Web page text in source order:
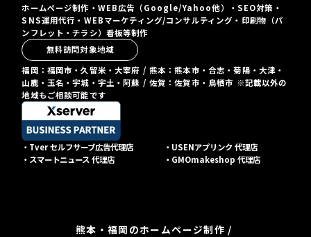
ホームページ制作・WEB広告（Google/Yahoo他）・SEO対策・
SNS運用代行・WEBマーケティング/コンサルティング・印刷物（パ
ンフレット・チラシ）看板等制作
無料訪問対象地域
福岡：福岡市・久留米・大宰府 / 熊本：熊本市・合志・菊陽・大津・
山鹿・玉名・宇城・宇土・阿蘇 / 佐賀：佐賀市・鳥栖市 ※記載以外の
地域もご相談可能です
・Tver セルフサーブ広告代理店
・USENアプリンク 代理店
・スマートニュース 代理店
・GMOmakeshop 代理店
熊本・福岡のホームページ制作 /